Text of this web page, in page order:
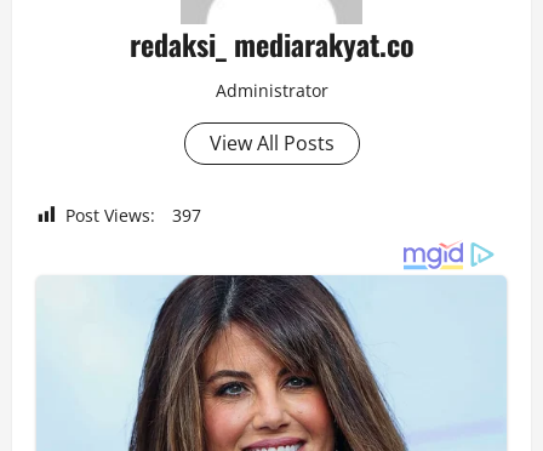
redaksi_ mediarakyat.co
Administrator
View All Posts
Post Views: 397